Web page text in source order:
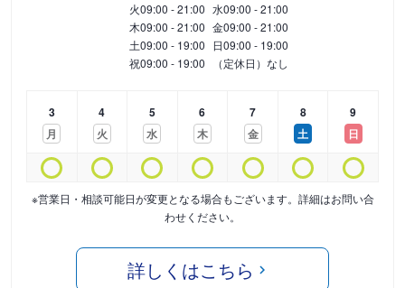
火09:00 - 21:00 水09:00 - 21:00
木09:00 - 21:00 金09:00 - 21:00
土09:00 - 19:00 日09:00 - 19:00
祝09:00 - 19:00 （定休日）なし
3
月
4
火
5
水
6
木
7
金
8
土
9
日
※営業日・相談可能日が変更となる場合もございます。詳細はお問い合
わせください。
詳しくはこちら